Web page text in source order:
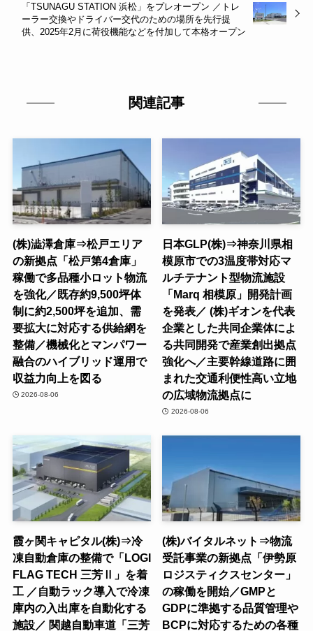
「TSUNAGU STATION 浜松」をプレオープン ／トレ
ーラー交換やドライバー交代のための場所を先行提
供、2025年2月に荷役機能などを付加して本格オープン
関連記事
(株)澁澤倉庫⇒松戸エリア
の新拠点「松戸第4倉庫」
稼働で多品種小ロット物流
を強化／既存約9,500坪体
制に約2,500坪を追加、需
要拡大に対応する供給網を
整備／機械化とマンパワー
融合のハイブリッド運用で
収益力向上を図る
2026-08-06
日本GLP(株)⇒神奈川県相
模原市での3温度帯対応マ
ルチテナント型物流施設
「Marq 相模原」開発計画
を発表／ (株)ギオンを代表
企業とした共同企業体によ
る共同開発で産業創出拠点
強化へ／主要幹線道路に囲
まれた交通利便性高い立地
の広域物流拠点に
2026-08-06
霞ヶ関キャピタル(株)⇒冷
凍自動倉庫の整備で「LOGI
FLAG TECH 三芳Ⅱ」を着
工 ／自動ラック導入で冷凍
庫内の入出庫を自動化する
施設／ 関越自動車道「三芳
(株)バイタルネット⇒物流
受託事業の新拠点「伊勢原
ロジスティクスセンター」
の稼働を開始／GMPと
GDPに準拠する品質管理や
BCPに対応するための各種